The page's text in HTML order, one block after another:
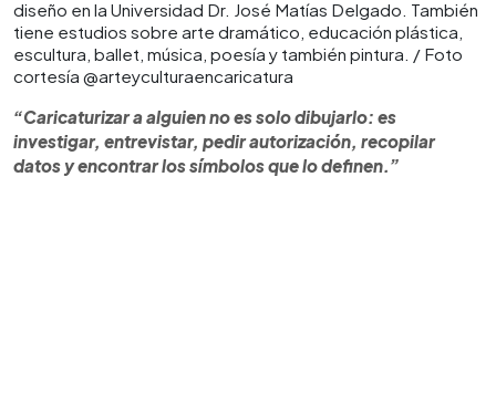
diseño en la Universidad Dr. José Matías Delgado. También
tiene estudios sobre arte dramático, educación plástica,
escultura, ballet, música, poesía y también pintura. / Foto
cortesía @arteyculturaencaricatura
“Caricaturizar a alguien no es solo dibujarlo: es
investigar, entrevistar, pedir autorización, recopilar
datos y encontrar los símbolos que lo definen.”